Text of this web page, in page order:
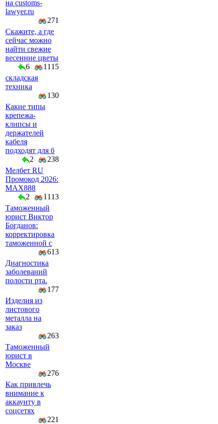
на customs-
lawyer.ru
271
Скажите, а где
сейчас можно
найти свежие
весенние цветы
6
1115
складская
техника
130
Какие типы
крепежа-
клипсы и
держателей
кабеля
подходят для б
2
238
Мелбет RU
Промокод 2026:
MAX888
2
1113
Таможенный
юрист Виктор
Богданов:
корректировка
таможенной с
613
Диагностика
заболеваний
полости рта.
177
Изделия из
листового
металла на
заказ
263
Таможенный
юрист в
Москве
276
Как привлечь
внимание к
аккаунту в
соцсетях
221